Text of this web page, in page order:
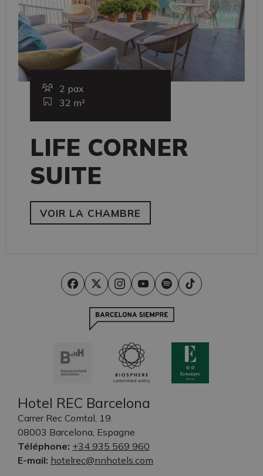
2 pax
32 m²
LIFE CORNER
SUITE
VOIR LA CHAMBRE
Hotel REC Barcelona
Carrer Rec Comtal, 19.
08003 Barcelona, Espagne
Téléphone: +34 935 569 960
E-mail: hotelrec@nnhotels.com